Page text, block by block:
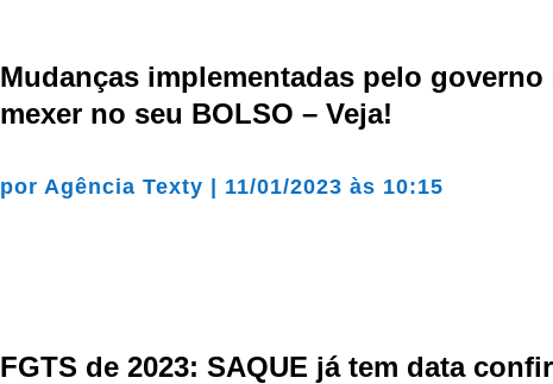
Mudanças implementadas pelo
mexer no seu BOLSO – Veja!
por Agência Texty | 11/01/2023 às 10:15
FGTS de 2023: SAQUE já tem data